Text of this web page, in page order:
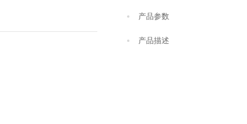
产品参数
产品描述